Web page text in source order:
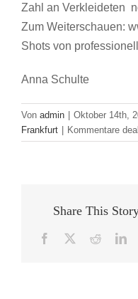
Zahl an Verkleideten
Zum Weiterschauen:
Shots von
Anna Schulte
Von admin | Oktober 14th,
Frankfurt | Kommentare
Share This
Facebook Reddit